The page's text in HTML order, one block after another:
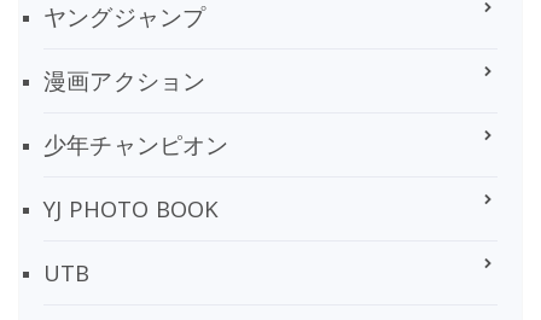
ヤングジャンプ
漫画アクション
少年チャンピオン
YJ PHOTO BOOK
UTB